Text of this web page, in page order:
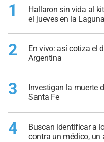
1
Hallaron sin vida al
el jueves en la
2
En vivo: así cotiza el
Argentina
3
Investigan la muerte
Santa Fe
4
Buscan identificar a
contra un médico, un